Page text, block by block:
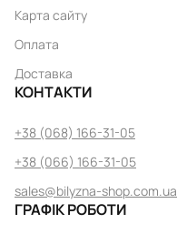
Карта сайту
Оплата
Доставка
КОНТАКТИ
+38 (068) 166-31-05
+38 (066) 166-31-05
sales@bilyzna-shop.com.ua
ГРАФІК РОБОТИ